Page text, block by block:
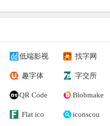
低端影视 找字网
趣字体 字交所
QR Code Blobmake
Flat ico iconscou